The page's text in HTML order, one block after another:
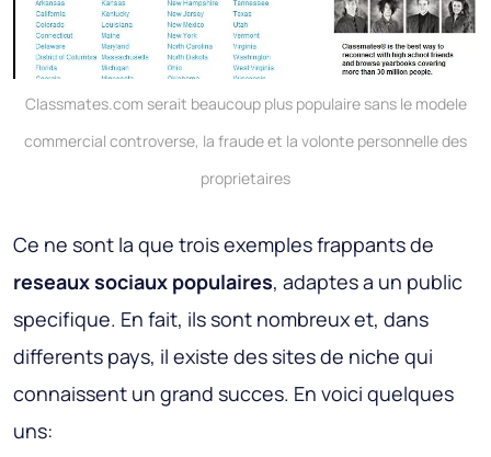
Classmates.com serait beaucoup plus populaire sans le modele
commercial controverse, la fraude et la volonte personnelle des
proprietaires
Ce ne sont la que trois exemples frappants de
reseaux sociaux populaires, adaptes a un public
specifique. En fait, ils sont nombreux et, dans
differents pays, il existe des sites de niche qui
connaissent un grand succes. En voici quelques
uns: